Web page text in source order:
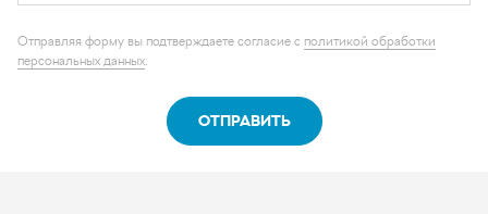
Каталог запчастей